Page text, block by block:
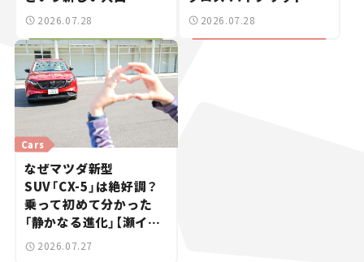
載｜CCGとクルマでどう
2026.07.28
上陸【新車ニュース】
2026.07.28
Cars
なぜマツダ新型
SUV「CX-5」は絶好調？
乗って初めて分かった
「静かなる進化」【瀬イオ
ナの試乗レビュー】
2026.07.27